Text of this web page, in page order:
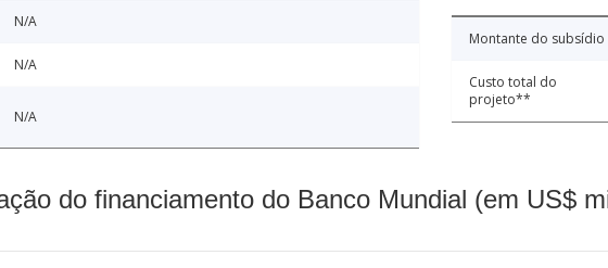
N/A
N/A
N/A
Montante do subsídio
Custo total do
projeto**
do financiamento do Banco Mundial (em US$